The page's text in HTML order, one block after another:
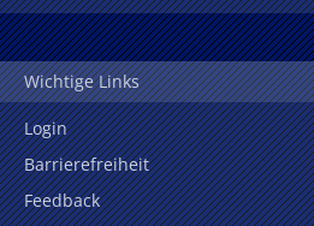
Wichtige Links
Login
Barrierefreiheit
Feedback